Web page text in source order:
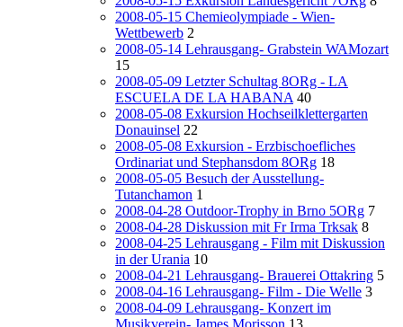
2008-05-15 Chemieolympiade - Wien-
Wettbewerb 2
2008-05-14 Lehrausgang- Grabstein WAMozart
15
2008-05-09 Letzter Schultag 8ORg - LA
ESCUELA DE LA HABANA 40
2008-05-08 Exkursion Hochseilklettergarten
Donauinsel 22
2008-05-08 Exkursion - Erzbischoefliches
Ordinariat und Stephansdom 8ORg 18
2008-05-05 Besuch der Ausstellung-
Tutanchamon 1
2008-04-28 Outdoor-Trophy in Brno 5ORg 7
2008-04-28 Diskussion mit Fr Irma Trksak 8
2008-04-25 Lehrausgang - Film mit Diskussion
in der Urania 10
2008-04-21 Lehrausgang- Brauerei Ottakring 5
2008-04-16 Lehrausgang- Film - Die Welle 3
2008-04-09 Lehrausgang- Konzert im
Musikverein- James Morisson 13